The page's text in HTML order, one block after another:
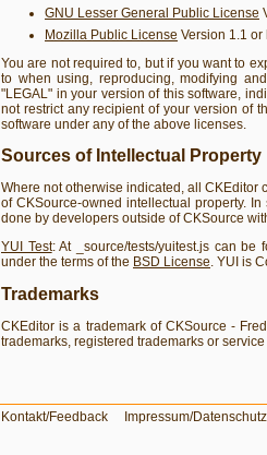
GNU Lesser General Public License
Mozilla Public License Version 1.1 or
You are not required to, but if you want to
to when using, reproducing, modifying
"LEGAL" in your version of this software,
not restrict any recipient of your version of
software under any of the above licenses.
Sources of Intellectual
Where not otherwise indicated, all CKEditor
of CKSource-owned intellectual property.
done by developers outside of CKSource
YUI Test: At _source/tests/yuitest.js can
under the terms of the BSD License. YUI is
Trademarks
CKEditor is a trademark of CKSource -
trademarks, registered trademarks or
Kontakt/Feedback Impressum/Datenschutz